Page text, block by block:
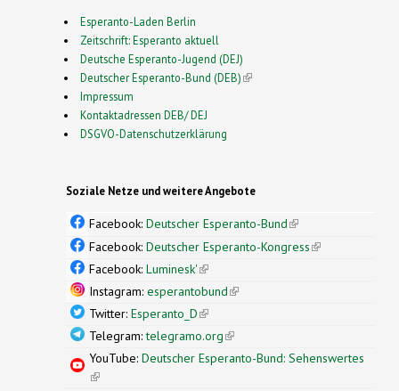
Esperanto-Laden Berlin
Zeitschrift: Esperanto aktuell
Deutsche Esperanto-Jugend (DEJ)
Deutscher Esperanto-Bund (DEB)(link is external)
Impressum
Kontaktadressen DEB/ DEJ
DSGVO-Datenschutzerklärung
Soziale Netze und weitere Angebote
Facebook: Deutscher Esperanto-Bund(link is
external)
Facebook: Deutscher Esperanto-Kongress(link is
Facebook: Luminesk'(link is external)
Instagram: esperantobund(link is external)
Twitter: Esperanto_D(link is external)
Telegram:telegramo.org(link is external)
YouTube: Deutscher Esperanto-Bund: Sehenswertes
(link is external)